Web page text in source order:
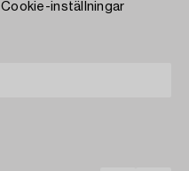
Cookie-inställningar